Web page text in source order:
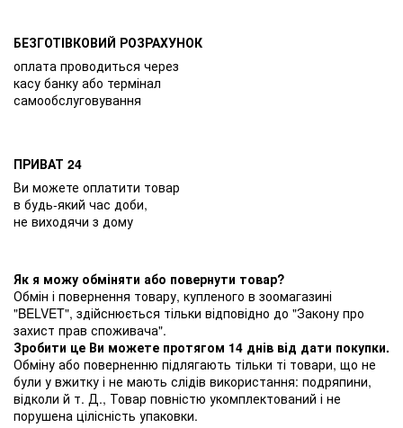
БЕЗГОТІВКОВИЙ РОЗРАХУНОК
оплата проводиться через
касу банку або термінал
самообслуговування
ПРИВАТ 24
Ви можете оплатити товар
в будь-який час доби,
не виходячи з дому
Як я можу обміняти або повернути товар?
Обмін і повернення товару, купленого в зоомагазині
"BELVET", здійснюється тільки відповідно до "Закону про
захист прав споживача".
Зробити це Ви можете протягом 14 днів від дати покупки.
Обміну або поверненню підлягають тільки ті товари, що не
були у вжитку і не мають слідів використання: подряпини,
відколи й т. Д., Товар повністю укомплектований і не
порушена цілісність упаковки.